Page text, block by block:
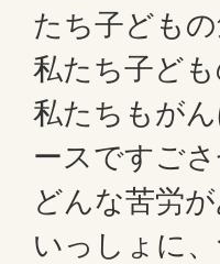
たち子ども
私たち子ど
私たちもが
ースですご
どんな苦労
いっしょに